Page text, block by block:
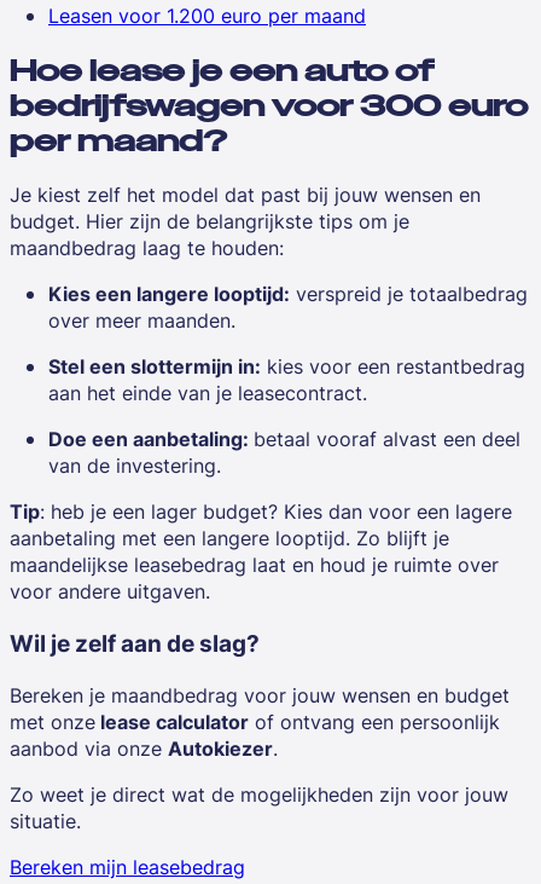
Leasen voor 1.200 euro per maand
Hoe lease je een auto of
bedrijfswagen voor 300 euro
per maand?
Je kiest zelf het model dat past bij jouw wensen en
budget. Hier zijn de belangrijkste tips om je
maandbedrag laag te houden:
Kies een langere looptijd: verspreid je totaalbedrag
over meer maanden.
Stel een slottermijn in: kies voor een restantbedrag
aan het einde van je leasecontract.
Doe een aanbetaling: betaal vooraf alvast een deel
van de investering.
Tip: heb je een lager budget? Kies dan voor een lagere
aanbetaling met een langere looptijd. Zo blijft je
maandelijkse leasebedrag laat en houd je ruimte over
voor andere uitgaven.
Wil je zelf aan de slag?
Bereken je maandbedrag voor jouw wensen en budget
met onze lease calculator of ontvang een persoonlijk
aanbod via onze Autokiezer.
Zo weet je direct wat de mogelijkheden zijn voor jouw
situatie.
Bereken mijn leasebedrag